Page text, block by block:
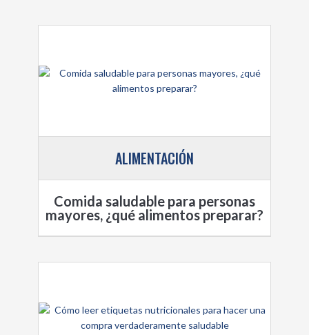
ALIMENTACIÓN
Comida saludable para personas
mayores, ¿qué alimentos preparar?